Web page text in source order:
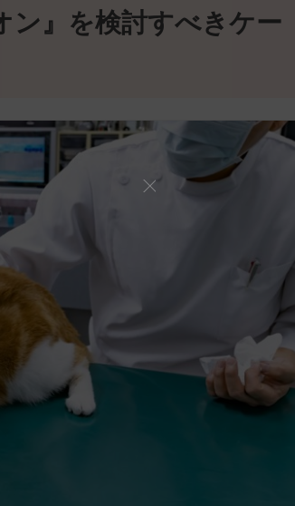
ン』を検討すべきケー